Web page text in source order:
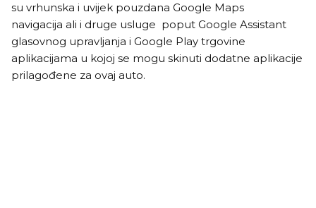
su vrhunska i uvijek pouzdana Google Maps
navigacija ali i druge usluge poput Google Assistant
glasovnog upravljanja i Google Play trgovine
aplikacijama u kojoj se mogu skinuti dodatne aplikacije
prilagođene za ovaj auto.